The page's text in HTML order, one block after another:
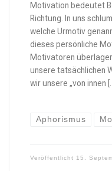
Motivation bedeutet
Richtung. In uns
welche Urmotiv
dieses persönliche
Motivatoren
unsere tatsächlichen
wir unsere „von innen
Aphorismus
Veröffentlicht 15.